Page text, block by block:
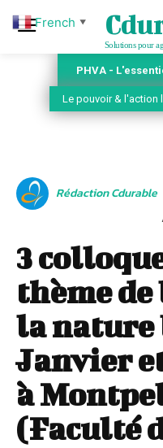
Solutions pour
PHVA -
Le pouvoir & l'action
Rédaction Cdurable
3
thème de
la nature
Janvier
à
(Faculté
French ▼